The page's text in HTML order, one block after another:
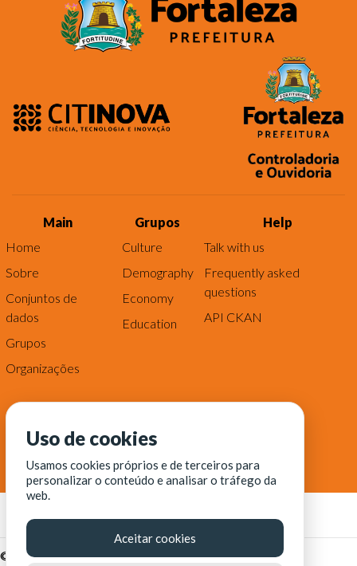
Main
Home
Sobre
Conjuntos de
dados
Grupos
Organizações
Grupos
Culture
Demography
Economy
Education
Help
Talk with us
Frequently asked
questions
API CKAN
© Fortaleza Digital || CITINOVA - Fundação de Ciência,
Uso de cookies
Usamos cookies próprios e de terceiros para
personalizar o conteúdo e analisar o tráfego da
web.
Aceitar cookies